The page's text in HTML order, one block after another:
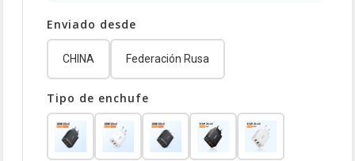
Enviado desde
CHINA Federación Rusa
Tipo de enchufe